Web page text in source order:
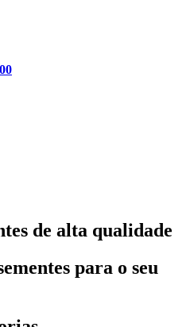
de alta qualidade
para o seu